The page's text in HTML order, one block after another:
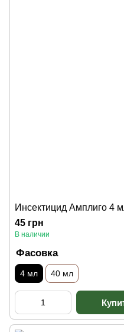
Инсектицид Амплиго 4
45 грн
В наличии
Фасовка
4 мл 40 мл